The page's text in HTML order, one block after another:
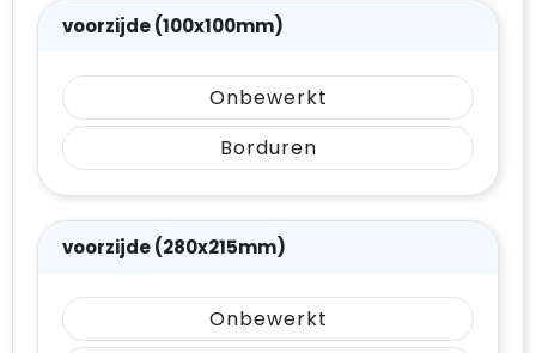
voorzijde (100x100mm)
Onbewerkt
Borduren
voorzijde (280x215mm)
Onbewerkt